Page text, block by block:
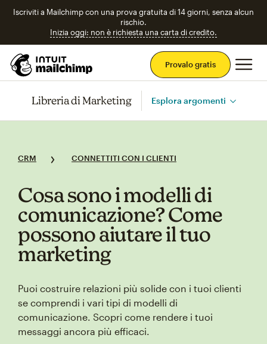
Iscriviti a Mailchimp con una prova gratuita di 14 giorni, senza alcun
rischio.
Inizia oggi: non è richiesta una carta di credito.
Provalo gratis
Libreria di Marketing Esplora argomenti
CRM CONNETTITI CON I CLIENTI
Cosa sono i modelli di
comunicazione? Come
possono aiutare il tuo
marketing
Puoi costruire relazioni più solide con i tuoi clienti
se comprendi i vari tipi di modelli di
comunicazione. Scopri come rendere i tuoi
messaggi ancora più efficaci.